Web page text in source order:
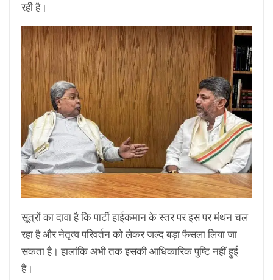
रही है।
सूत्रों का दावा है कि पार्टी हाईकमान के स्तर पर इस पर मंथन चल
रहा है और नेतृत्व परिवर्तन को लेकर जल्द बड़ा फैसला लिया जा
सकता है। हालांकि अभी तक इसकी आधिकारिक पुष्टि नहीं हुई
है।